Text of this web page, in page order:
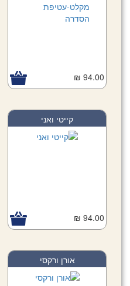
94.00 ₪
קייטי ואני
94.00 ₪
אורן ורקסי